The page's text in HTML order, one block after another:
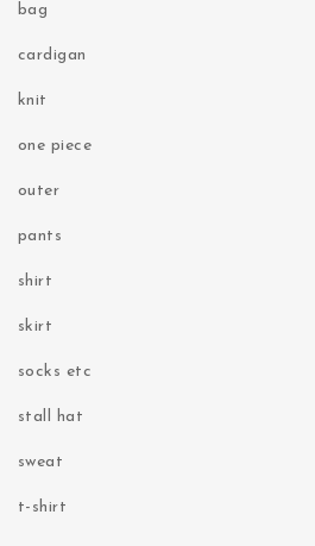
bag
cardigan
knit
one piece
outer
pants
shirt
skirt
socks etc
stall hat
sweat
t-shirt